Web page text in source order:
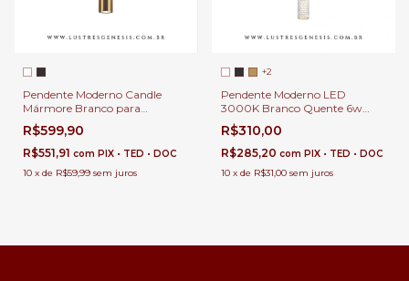
Pendente Moderno Candle
Mármore Branco para
Cabeceira de Cama, Balcão de
Cozinha, Quartos e Lavabo
R$599,90
R$551,91 com PIX • TED • DOC
10 x de R$59,99 sem juros
+2
Pendente Moderno LED
3000K Branco Quente 6w
Gratier Metal 19cm Para
Cabeceira de Cama e Balcão de
Cozinha
R$310,00
R$285,20 com PIX • TED • DOC
10 x de R$31,00 sem juros